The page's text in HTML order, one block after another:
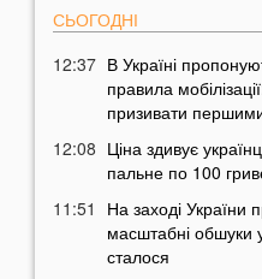
СЬОГОДНІ
12:37 В Україні
правила
призивати
12:08 Ціна здивує
пальне по 100
11:51
На заході України
масштабні
сталося